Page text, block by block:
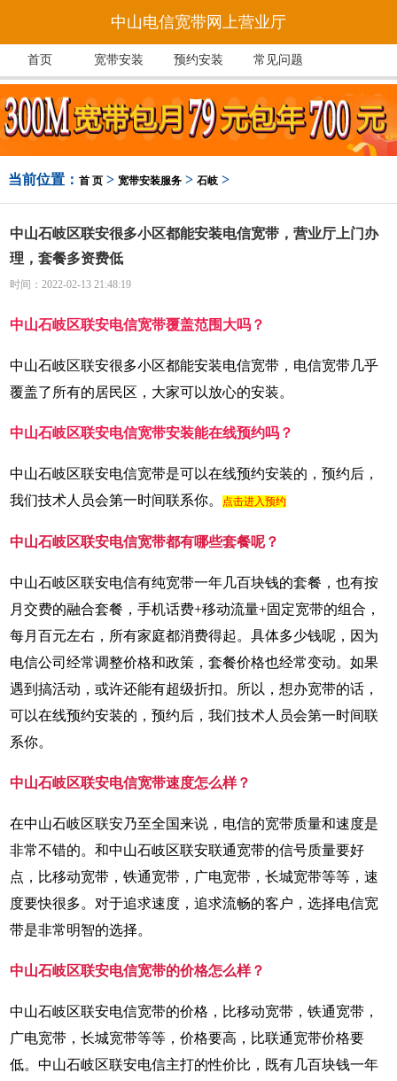
中山电信宽带网上营业厅
首页 宽带安装 预约安装 常见问题
当前位置： 首 页> 宽带安装服务> 石岐>
中山石岐区联安很多小区都能安装电信宽带，营业厅上门办
理，套餐多资费低
时间：2022-02-13 21:48:19
中山石岐区联安电信宽带覆盖范围大吗？
中山石岐区联安很多小区都能安装电信宽带，电信宽带几乎
覆盖了所有的居民区，大家可以放心的安装。
中山石岐区联安电信宽带安装能在线预约吗？
中山石岐区联安电信宽带是可以在线预约安装的，预约后，
我们技术人员会第一时间联系你。点击进入预约
中山石岐区联安电信宽带都有哪些套餐呢？
中山石岐区联安电信有纯宽带一年几百块钱的套餐，也有按
月交费的融合套餐，手机话费+移动流量+固定宽带的组合，
每月百元左右，所有家庭都消费得起。具体多少钱呢，因为
电信公司经常调整价格和政策，套餐价格也经常变动。如果
遇到搞活动，或许还能有超级折扣。所以，想办宽带的话，
可以在线预约安装的，预约后，我们技术人员会第一时间联
系你。
中山石岐区联安电信宽带速度怎么样？
在中山石岐区联安乃至全国来说，电信的宽带质量和速度是
非常不错的。和中山石岐区联安联通宽带的信号质量要好
点，比移动宽带，铁通宽带，广电宽带，长城宽带等等，速
度要快很多。对于追求速度，追求流畅的客户，选择电信宽
带是非常明智的选择。
中山石岐区联安电信宽带的价格怎么样？
中山石岐区联安电信宽带的价格，比移动宽带，铁通宽带，
广电宽带，长城宽带等等，价格要高，比联通宽带价格要
低。中山石岐区联安电信主打的性价比，既有几百块钱一年